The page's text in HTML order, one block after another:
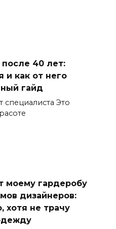
после 40 лет:
и как от него
гайд
специалиста Это
моему гардеробу
дизайнеров:
хотя не трачу